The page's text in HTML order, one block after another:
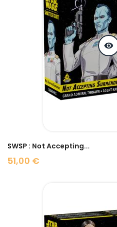
visibility
SWSP : Not Accepting...
51,00 €
Prix